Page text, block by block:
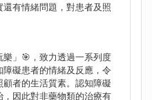
有情緒問題，對患者及照
」🎯，致力透過一系列度
礙患者的情緒及反應，令
者的生活質素。認知障礙
因此對非藥物類的治療有